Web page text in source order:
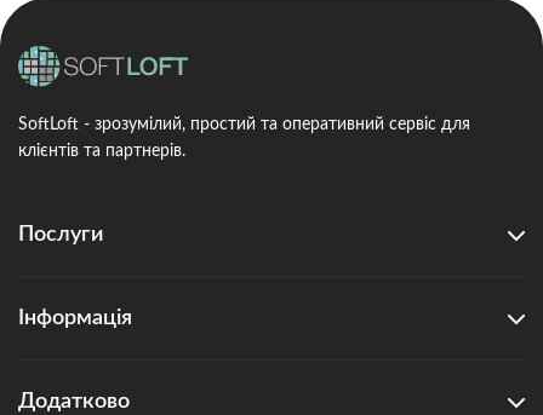
SoftLoft - зрозумілий, простий та оперативний сервіс для
клієнтів та партнерів.
Послуги
Інформація
Додатково